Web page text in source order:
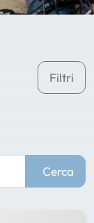
Filtri
Cerca